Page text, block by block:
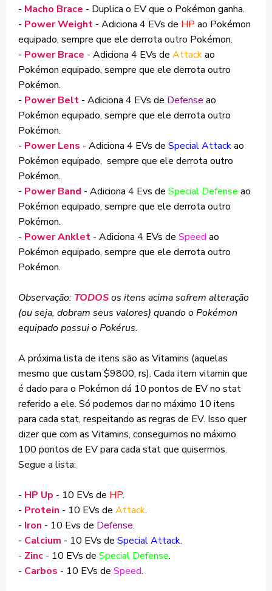
- Macho Brace - Duplica o EV que o Pokémon ganha.
- Power Weight - Adiciona 4 EVs de HP ao Pokémon
equipado, sempre que ele derrota outro Pokémon.
- Power Brace - Adiciona 4 EVs de Attackao
Pokémon equipado, sempre que ele derrota outro
Pokémon.
- Power Belt - Adiciona 4 EVs de Defense ao
Pokémon equipado, sempre que ele derrota outro
Pokémon.
- Power Lens - Adiciona 4 EVs de Special Attackao
Pokémon equipado, sempre que ele derrota outro
Pokémon.
- Power Band - Adiciona 4 Evs de Special Defense ao
Pokémon equipado, sempre que ele derrota outro
Pokémon.
- Power Anklet - Adiciona 4 EVs de Speed ao
Pokémon equipado, sempre que ele derrota outro
Pokémon.
Observação: TODOSos itens acima sofrem alteração
(ou seja, dobram seus valores) quando o Pokémon
equipado possui o Pokérus.
A próxima lista de itens são as Vitamins (aquelas
mesmo que custam $9800, rs). Cada item vitamin que
é dado para o Pokémon dá 10 pontos de EV no stat
referido a ele. Só podemos dar no máximo 10 itens
para cada stat, respeitando as regras de EV. Isso quer
dizer que com as Vitamins, conseguimos no máximo
100 pontos de EV para cada stat que quisermos.
Segue a lista:
- HP Up - 10 EVs de HP.
- Protein - 10 EVs de Attack.
- Iron - 10 Evs de Defense.
- Calcium - 10 EVs de Special Attack.
- Zinc - 10 EVs de Special Defense.
- Carbos - 10 EVs de Speed.